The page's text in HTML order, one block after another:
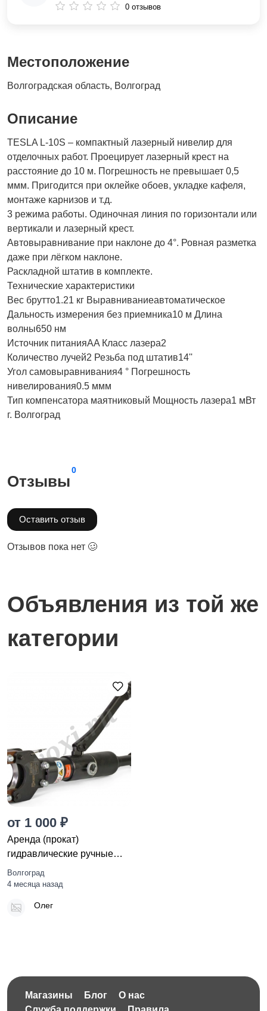
Местоположение
Волгоградская область, Волгоград
Описание
TESLA L-10S – компактный лазерный нивелир для
отделочных работ. Проецирует лазерный крест на
расстояние до 10 м. Погрешность не превышает 0,5
ммм. Пригодится при оклейке обоев, укладке кафеля,
монтаже карнизов и т.д.
3 режима работы. Одиночная линия по горизонтали или
вертикали и лазерный крест.
Автовыравнивание при наклоне до 4°. Ровная разметка
даже при лёгком наклоне.
Раскладной штатив в комплекте.
Технические характеристики
Вес брутто1.21 кг Выравниваниеавтоматическое
Дальность измерения без приемника10 м Длина
волны650 нм
Источник питанияAA Класс лазера2
Количество лучей2 Резьба под штатив14''
Угол самовыравнивания4 ° Погрешность
нивелирования0.5 ммм
Тип компенсатора маятниковый Мощность лазера1 мВт
г. Волгоград
Отзывы
0
Оставить отзыв
Отзывов пока нет 🥴
0 отзывов
Объявления из той же
категории
от 1 000 ₽
Аренда (прокат)
гидравлические ручные
ножницы
Волгоград
4 месяца назад
Олег
Магазины Блог
О нас